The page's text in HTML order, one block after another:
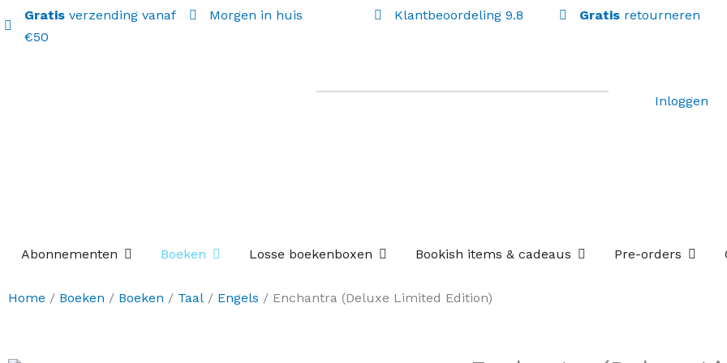
Gratis verzending vanaf
€50
Morgen in huis Klantbeoordeling 9.8 Gratis retourneren
Inloggen
Abonnementen Open Abonnementen
Boeken Open Boeken
Losse boekenboxen Open Losse boekenboxen
Bookish items & cadeaus Open Bookish items &
Pre-orders Open
Home / Boeken / Boeken / Taal / Engels / Enchantra (Deluxe Limited Edition)